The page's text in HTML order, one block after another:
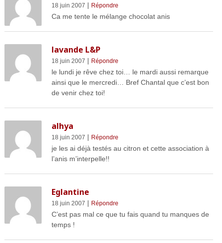
18 juin 2007 | Répondre
Ca me tente le mélange chocolat anis
lavande L&P
18 juin 2007 | Répondre
le lundi je rêve chez toi… le mardi aussi remarque
ainsi que le mercredi… Bref Chantal que c’est bon
de venir chez toi!
alhya
18 juin 2007 | Répondre
je les ai déjà testés au citron et cette association à
l’anis m’interpelle!!
Eglantine
18 juin 2007 | Répondre
C’est pas mal ce que tu fais quand tu manques de
temps !